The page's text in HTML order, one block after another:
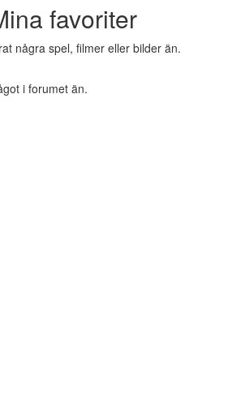
favoriter
några spel, filmer eller bilder än.
i forumet än.